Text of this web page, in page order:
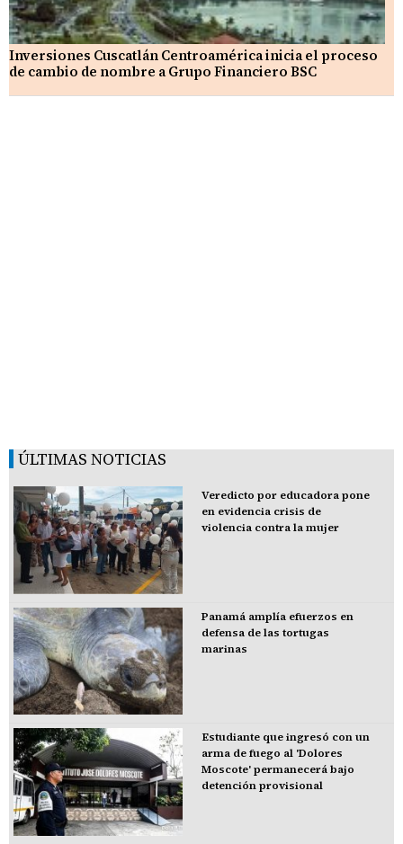
Inversiones Cuscatlán Centroamérica inicia el proceso
de cambio de nombre a Grupo Financiero BSC
ÚLTIMAS NOTICIAS
Veredicto por educadora pone
en evidencia crisis de
violencia contra la mujer
Panamá amplía efuerzos en
defensa de las tortugas
marinas
Estudiante que ingresó con un
arma de fuego al 'Dolores
Moscote' permanecerá bajo
detención provisional